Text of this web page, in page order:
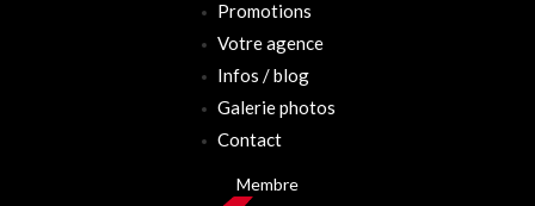
Membre
Promotions
Votre agence
Infos / blog
Galerie photos
Contact